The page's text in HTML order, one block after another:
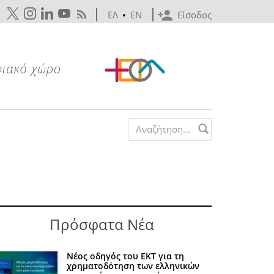
Είσοδος
ΕΛ • EN
Search form
Πρόσφατα Νέα
Νέος οδηγός του ΕΚΤ για τη
χρηματοδότηση των ελληνικών